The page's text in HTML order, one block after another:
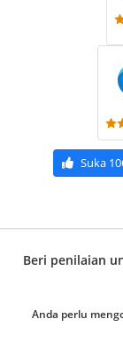
Suka
Beri penilaian
Anda perlu